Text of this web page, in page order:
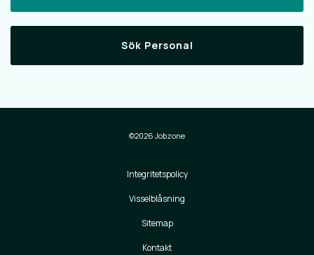
Sök Personal
©2026 Jobzone
Integritetspolicy
Visselblåsning
Sitemap
Kontakt